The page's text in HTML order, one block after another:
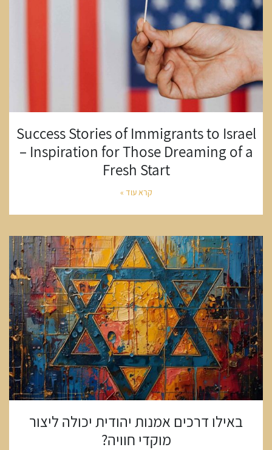
Success Stories of Immigrants to Israel
– Inspiration for Those Dreaming of a
Fresh Start
קרא עוד »
באילו דרכים אמנות יהודית יכולה ליצור
מוקדי חוויה?